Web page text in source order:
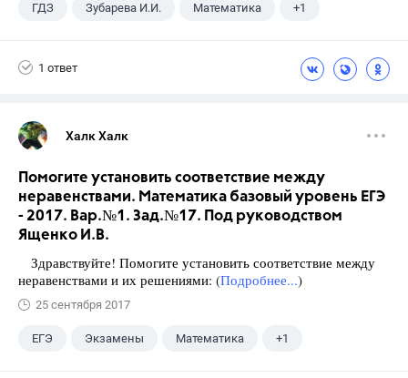
ГДЗ Зубарева И.И. Математика +1
1 ответ
Халк Халк
Помогите установить соответствие между
неравенствами. Математика базовый уровень ЕГЭ
- 2017. Вар.№1. Зад.№17. Под руководством
Ященко И.В.
Здравствуйте! Помогите установить соответствие между
неравенствами и их решениями: (Подробнее...)
25 сентября 2017
ЕГЭ Экзамены Математика +1